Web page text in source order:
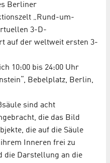
Berliner
„Rund-um-
3-D-
auf der weltweit ersten 3-
10:00 bis 24:00 Uhr
Bebelplatz, Berlin,
sind acht
die das Bild
die auf die Säule
Inneren frei zu
die Darstellung an die